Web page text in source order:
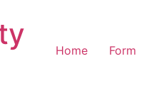
Home Form